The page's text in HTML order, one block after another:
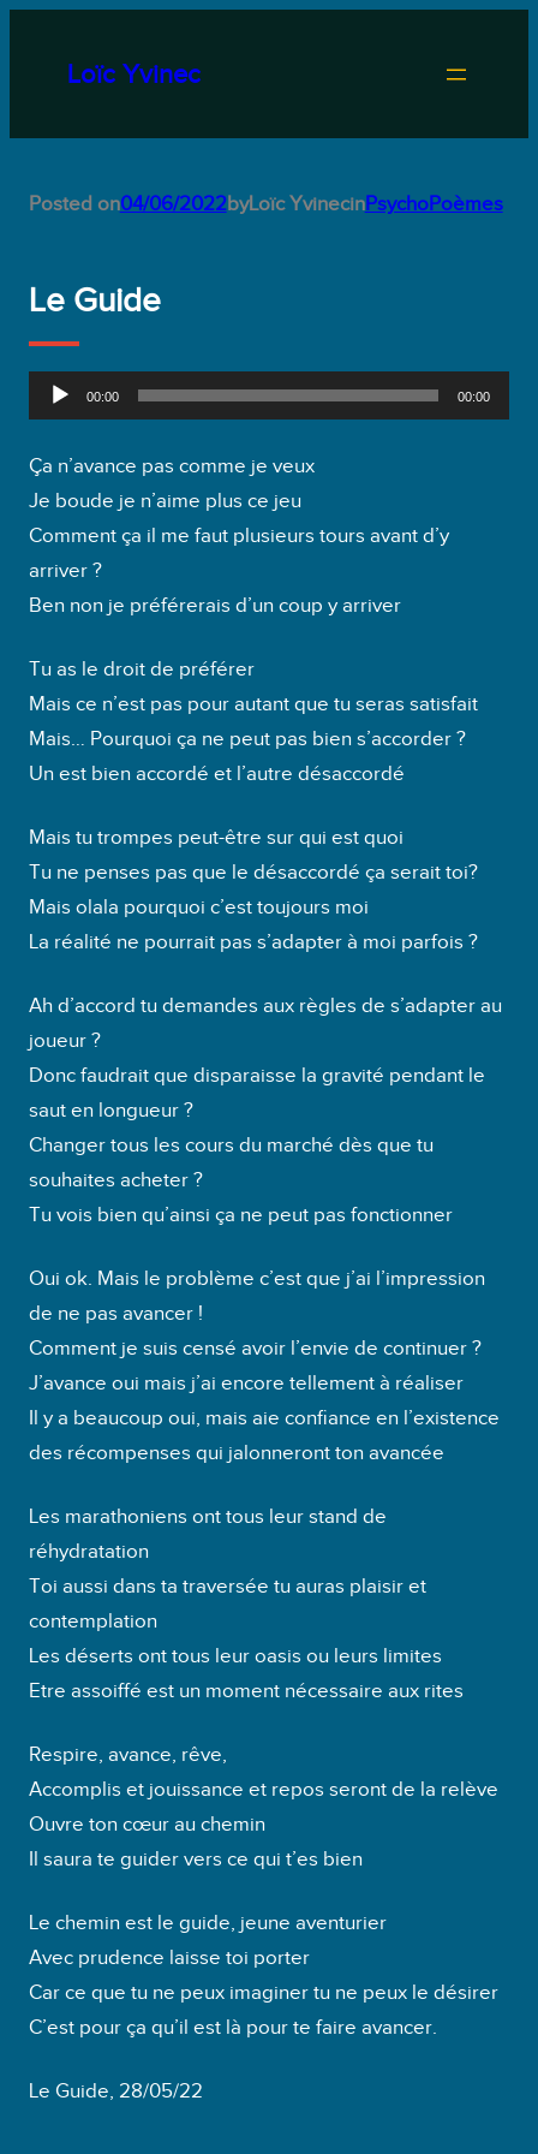
Loïc Yvinec
Posted on04/06/2022byLoïc YvinecinPsychoPoèmes
Le Guide
e
c
e
r
u
d
i
o
00:00 00:00
Ça n’avance pas comme je veux
Je boude je n’aime plus ce jeu
Comment ça il me faut plusieurs tours avant d’y
arriver ?
Ben non je préférerais d’un coup y arriver
Tu as le droit de préférer
Mais ce n’est pas pour autant que tu seras satisfait
Mais… Pourquoi ça ne peut pas bien s’accorder ?
Un est bien accordé et l’autre désaccordé
Mais tu trompes peut-être sur qui est quoi
Tu ne penses pas que le désaccordé ça serait toi?
Mais olala pourquoi c’est toujours moi
La réalité ne pourrait pas s’adapter à moi parfois ?
Ah d’accord tu demandes aux règles de s’adapter au
joueur ?
Donc faudrait que disparaisse la gravité pendant le
saut en longueur ?
Changer tous les cours du marché dès que tu
souhaites acheter ?
Tu vois bien qu’ainsi ça ne peut pas fonctionner
Oui ok. Mais le problème c’est que j’ai l’impression
de ne pas avancer !
Comment je suis censé avoir l’envie de continuer ?
J’avance oui mais j’ai encore tellement à réaliser
Il y a beaucoup oui, mais aie confiance en l’existence
des récompenses qui jalonneront ton avancée
Les marathoniens ont tous leur stand de
réhydratation
Toi aussi dans ta traversée tu auras plaisir et
contemplation
Les déserts ont tous leur oasis ou leurs limites
Etre assoiffé est un moment nécessaire aux rites
Respire, avance, rêve,
Accomplis et jouissance et repos seront de la relève
Ouvre ton cœur au chemin
Il saura te guider vers ce qui t’es bien
Le chemin est le guide, jeune aventurier
Avec prudence laisse toi porter
Car ce que tu ne peux imaginer tu ne peux le désirer
C’est pour ça qu’il est là pour te faire avancer.
Le Guide, 28/05/22